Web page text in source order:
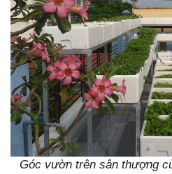
Góc vườn trên sân thượng